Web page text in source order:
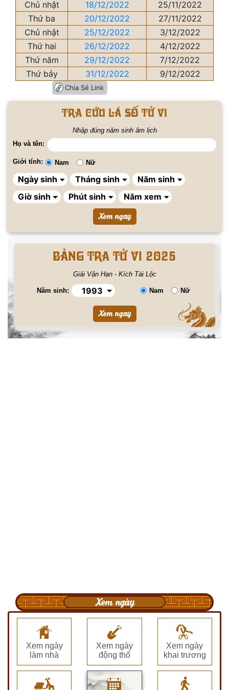
Chủ nhật
18/12/2022
25/11/2022
Thứ ba
20/12/2022
27/11/2022
Chủ nhật
25/12/2022
3/12/2022
Thứ hai
26/12/2022
4/12/2022
Thứ năm
29/12/2022
7/12/2022
Thứ bảy
31/12/2022 9/12/2022
Chia Sẻ Link
Tra cứu lá số tử vi
Nhập đúng năm sinh âm lịch
Họ và tên:
Giới tính: Nam Nữ
BẢNG TRA TỬ VI 2025
Giải Vận Hạn - Kích Tài Lộc
Năm sinh: Nam Nữ
Xem ngày
Xem ngày
làm nhà
Xem ngày
động thổ
Xem ngày
khai trương